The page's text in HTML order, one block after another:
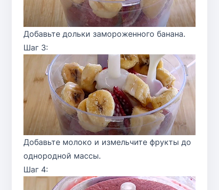
Добавьте дольки замороженного банана.
Шаг 3:
Добавьте молоко и измельчите фрукты до
однородной массы.
Шаг 4: